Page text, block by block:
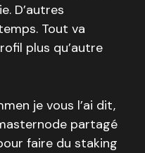
D’autres
Tout va
plus qu’autre
je vous l’ai dit,
partagé
faire du staking